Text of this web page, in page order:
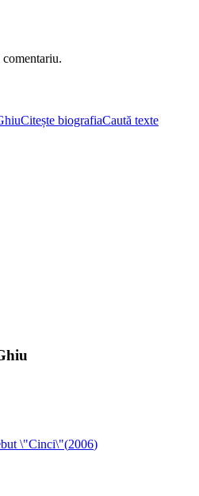
comentariu.
Citește biografiaCaută texte
\"Cinci\"(2006)